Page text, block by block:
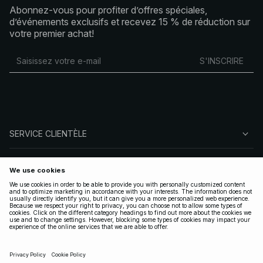
Abonnez-vous pour profiter d’offres spéciales,
d’événements exclusifs et recevez 15 % de réduction sur
votre premier achat!
S'INSCRIRE
SERVICE CLIENTÈLE
SUIVEZ-NOUS
LÉGAL